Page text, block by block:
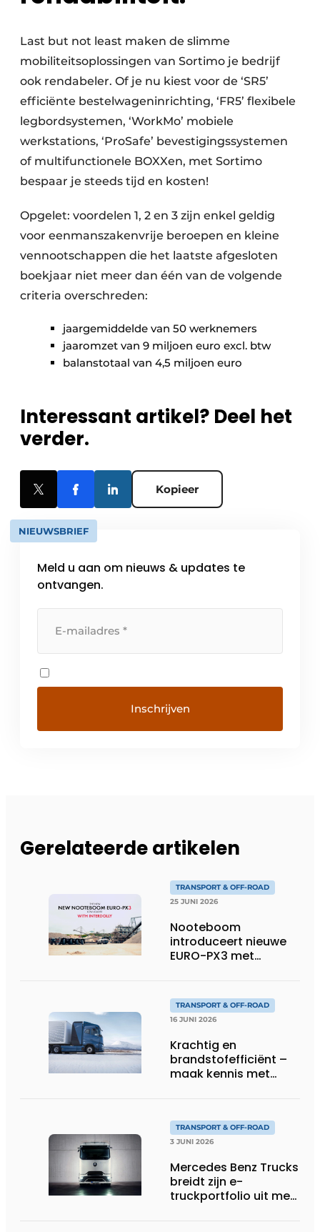
Last but not least maken de slimme
mobiliteitsoplossingen van Sortimo je bedrijf
ook rendabeler. Of je nu kiest voor de ‘SR5’
efficiënte bestelwageninrichting, ‘FR5’ flexibele
legbordsystemen, ‘WorkMo’ mobiele
werkstations, ‘ProSafe’ bevestigingssystemen
of multifunctionele BOXXen, met Sortimo
bespaar je steeds tijd en kosten!
Opgelet: voordelen 1, 2 en 3 zijn enkel geldig
voor eenmanszakenvrije beroepen en kleine
vennootschappen die het laatste afgesloten
boekjaar niet meer dan één van de volgende
criteria overschreden:
jaargemiddelde van 50 werknemers
jaaromzet van 9 miljoen euro excl. btw
balanstotaal van 4,5 miljoen euro
Interessant artikel? Deel het
verder.
Kopieer
NIEUWSBRIEF
Meld u aan om nieuws & updates te
ontvangen.
Gerelateerde artikelen
TRANSPORT & OFF-ROAD
25 JUNI 2026
Nooteboom
introduceert nieuwe
EURO-PX3 met
flexibiliteit in speciaal
transport
TRANSPORT & OFF-ROAD
16 JUNI 2026
Krachtig en
brandstofefficiënt –
maak kennis met
TRANSPORT & OFF-ROAD
3 JUNI 2026
Mercedes Benz Trucks
breidt zijn e-
truckportfolio uit met